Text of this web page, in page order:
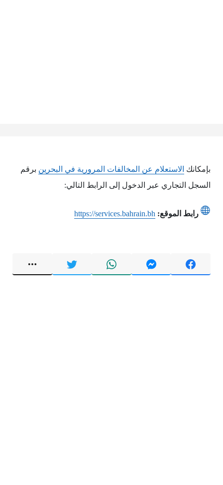
بإمكانك الاستعلام عن المخالفات المرورية في البحرين‎ برقم
السجل التجاري عبر الدخول إلى الرابط التالي:
رابط الموقع: https://services.bahrain.bh